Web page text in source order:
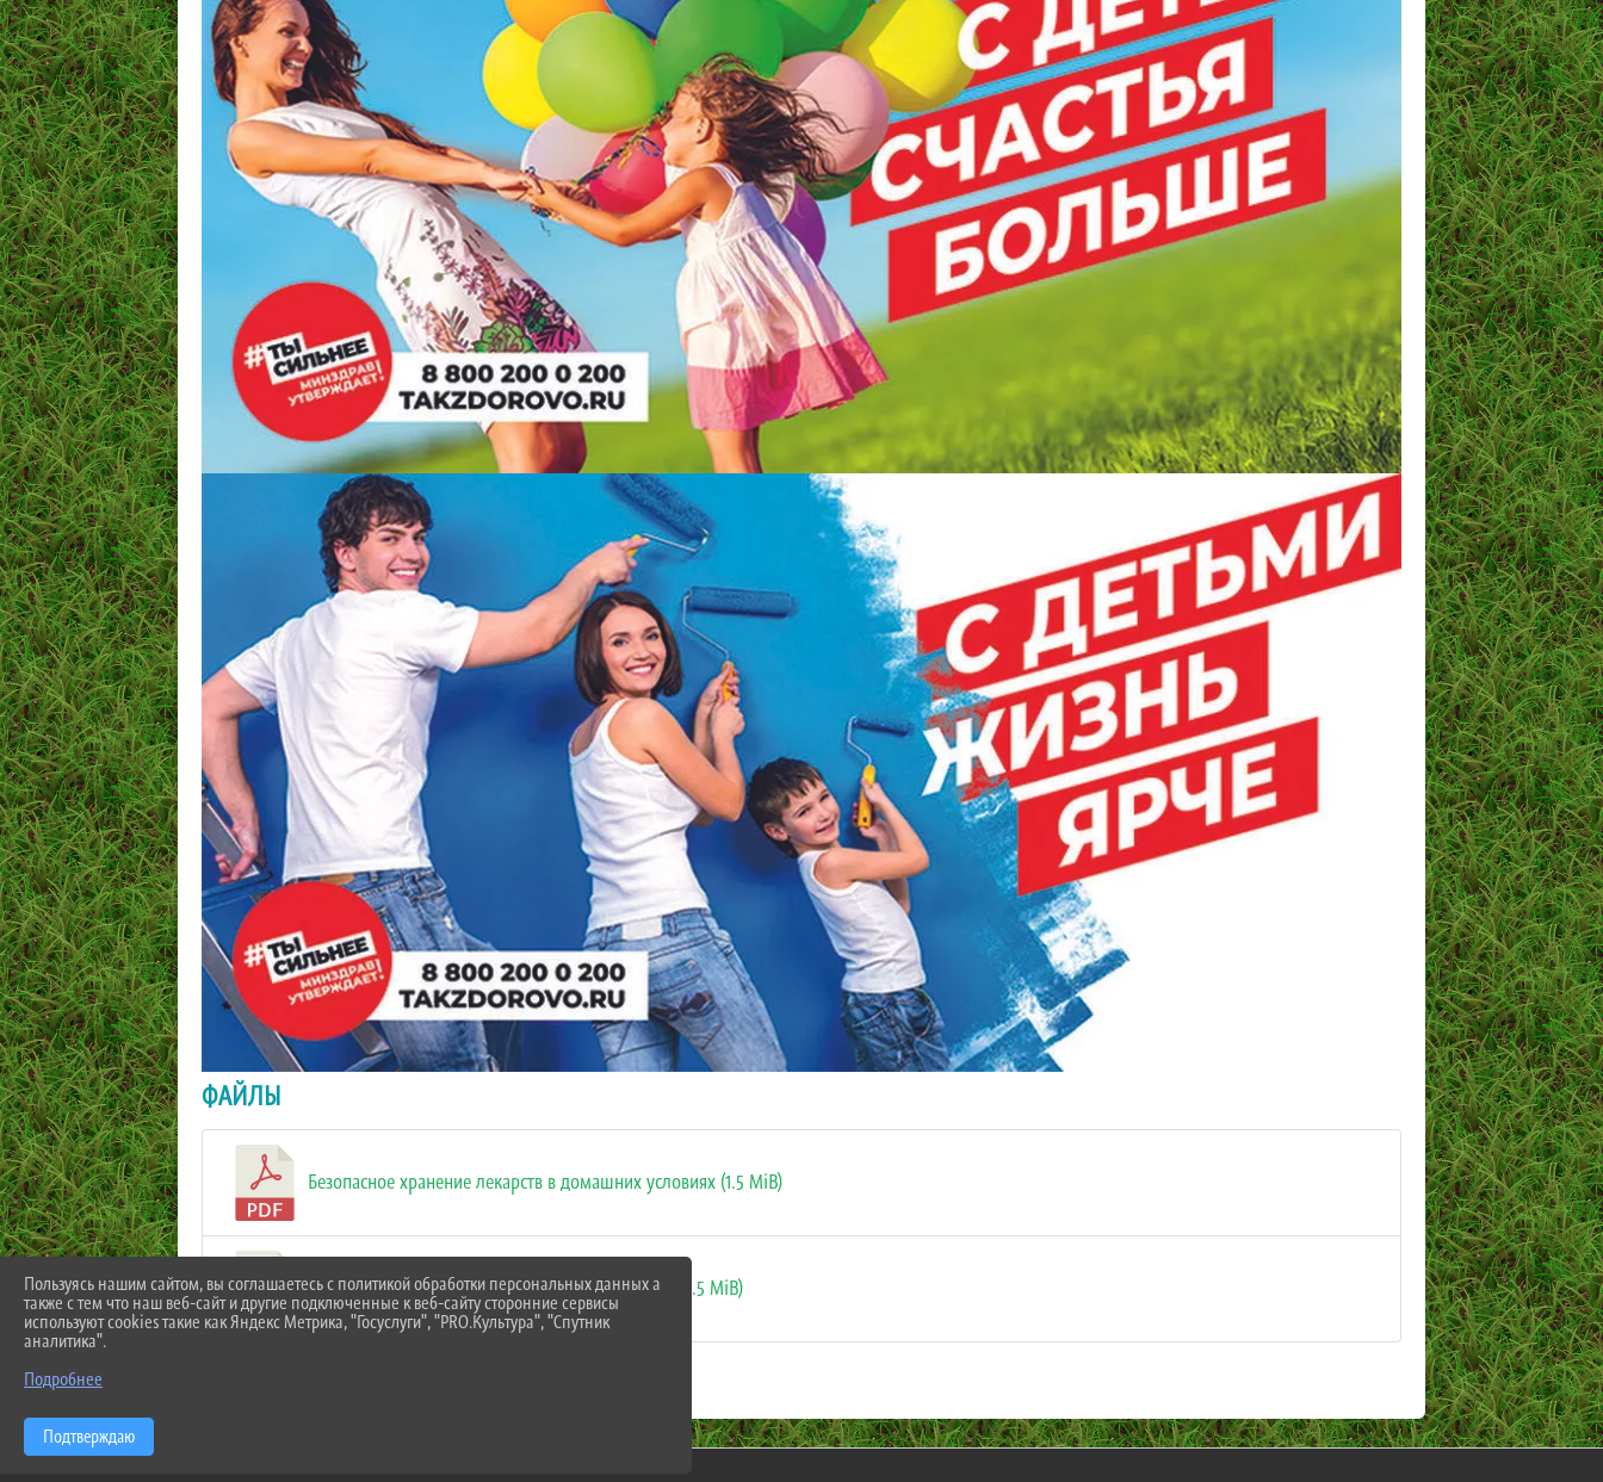
ФАЙЛЫ
Безопасное хранение лекарств в домашних условиях (1.5 MiB)
Что общего между вампирами и вакцинацией_ (6.5 MiB)
Пользуясь нашим сайтом, вы соглашаетесь с политикой обработки персональных данных а
также с тем что наш веб-сайт и другие подключенные к веб-сайту сторонние сервисы
используют cookies такие как Яндекс Метрика, "Госуслуги", "PRO.Культура", "Спутник
аналитика".
Подробнее
Подтверждаю